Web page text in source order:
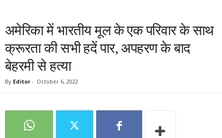
अमेरिका में भारतीय मूल के एक परिवार के साथ
क्रूरता की सभी हदें पार, अपहरण के बाद
बेहरमी से हत्या
By Editor - October 6, 2022